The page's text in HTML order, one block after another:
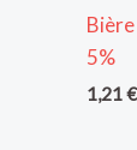
5%
1,21€